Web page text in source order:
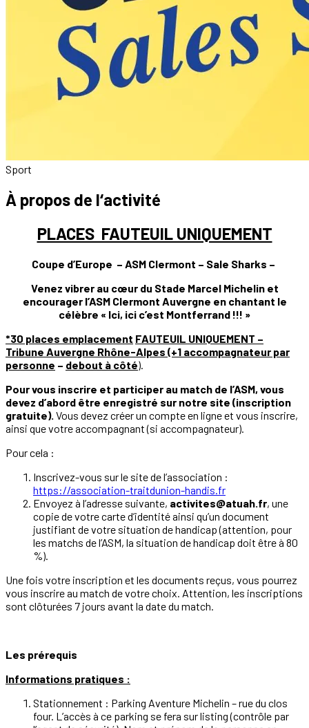
Sport
À propos de l‘activité
PLACES FAUTEUIL UNIQUEMENT
Coupe d’Europe – ASM Clermont – Sale Sharks –
Venez vibrer au cœur du Stade Marcel Michelin et
encourager l’ASM Clermont Auvergne en chantant le
célèbre « Ici, ici c’est Montferrand !!! »
*30 places emplacement FAUTEUIL UNIQUEMENT –
Tribune Auvergne Rhône-Alpes (+1 accompagnateur par
personne – debout à côté).
Pour vous inscrire et participer au match de l’ASM, vous
devez d’abord être enregistré sur notre site (inscription
gratuite). Vous devez créer un compte en ligne et vous inscrire,
ainsi que votre accompagnant (si accompagnateur).
Pour cela :
Inscrivez-vous sur le site de l’association :
https://association-traitdunion-handis.fr
Envoyez à l’adresse suivante, activites@atuah.fr, une
copie de votre carte d’identité ainsi qu’un document
justifiant de votre situation de handicap (attention, pour
les matchs de l’ASM, la situation de handicap doit être à 80
%).
Une fois votre inscription et les documents reçus, vous pourrez
vous inscrire au match de votre choix. Attention, les inscriptions
sont clôturées 7 jours avant la date du match.
Les prérequis
Informations pratiques :
Stationnement : Parking Aventure Michelin – rue du clos
four. L’accès à ce parking se fera sur listing (contrôle par